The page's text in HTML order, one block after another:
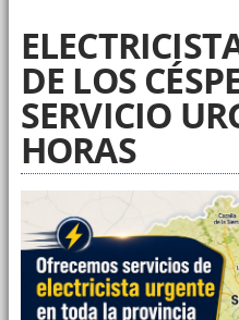
DE LOS
SERVICIO
HORAS